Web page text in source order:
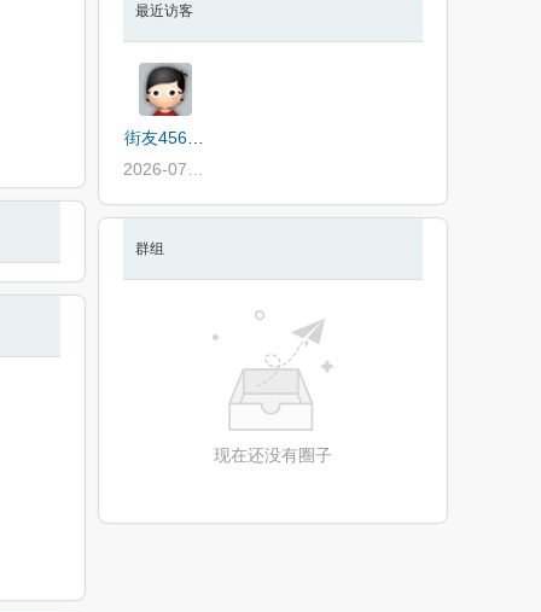
最近访客
街友456414565
群组
现在还没有圈子